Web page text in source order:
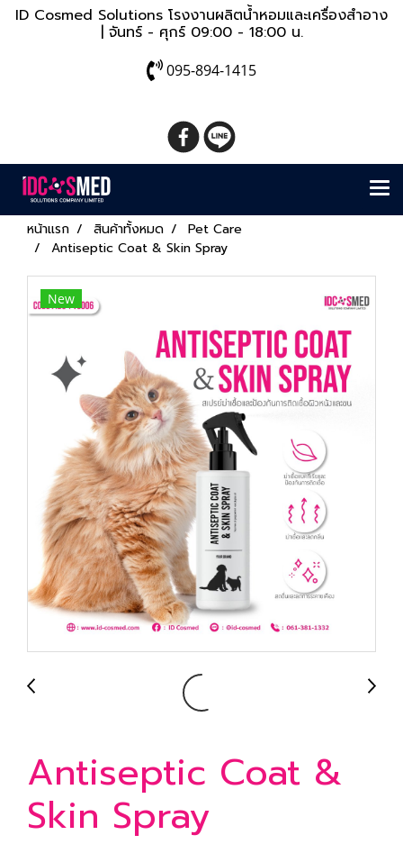
ID Cosmed Solutions โรงงานผลิตน้ำหอมและเครื่องสำอาง
| จันทร์ - ศุกร์ 09:00 - 18:00 น.
095-894-1415
หน้าแรก สินค้าทั้งหมด
Pet Care
Antiseptic Coat & Skin Spray
New
Antiseptic Coat &
Skin Spray